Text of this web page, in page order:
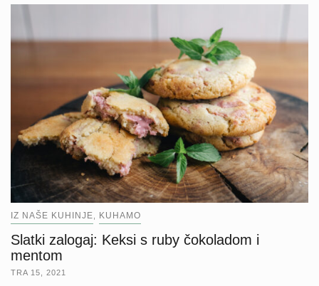
IZ NAŠE KUHINJE KUHAMO
Slatki zalogaj: Keksi s ruby čokoladom i
mentom
TRA 15, 2021